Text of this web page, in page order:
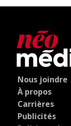
Nous joindre
À propos
Carrières
Publicités